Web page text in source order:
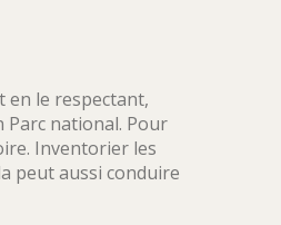
en le respectant,
Parc national. Pour
Inventorier les
peut aussi conduire